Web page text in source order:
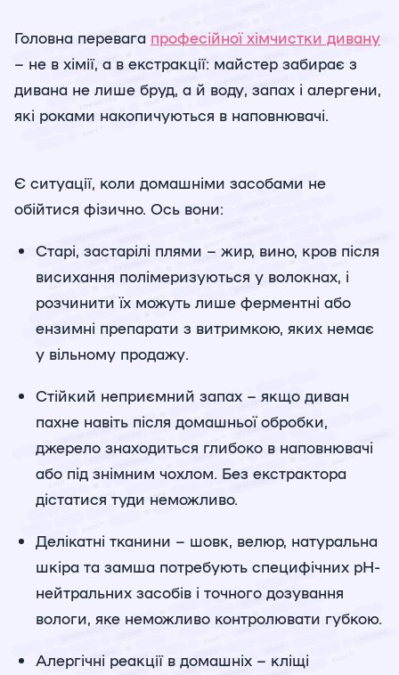
Головна перевага професійної хімчистки дивану
– не в хімії, а в екстракції: майстер забирає з
дивана не лише бруд, а й воду, запах і алергени,
які роками накопичуються в наповнювачі.
Є ситуації, коли домашніми засобами не
обійтися фізично. Ось вони:
Старі, застарілі плями – жир, вино, кров після
висихання полімеризуються у волокнах, і
розчинити їх можуть лише ферментні або
ензимні препарати з витримкою, яких немає
у вільному продажу.
Стійкий неприємний запах – якщо диван
пахне навіть після домашньої обробки,
джерело знаходиться глибоко в наповнювачі
або під знімним чохлом. Без екстрактора
дістатися туди неможливо.
Делікатні тканини – шовк, велюр, натуральна
шкіра та замша потребують специфічних pH-
нейтральних засобів і точного дозування
вологи, яке неможливо контролювати губкою.
Алергічні реакції в домашніх – кліщі